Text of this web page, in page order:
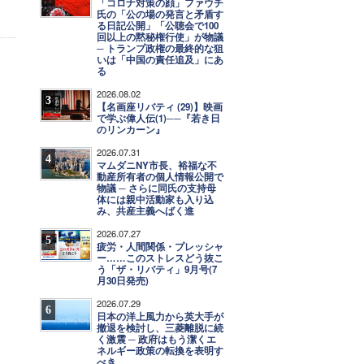
氏の「公の場の発言と矛盾す
る日記公開」「公聴会で100
回以上の黙秘権行使」が物議
─ トランプ政権の最終的な狙
いは「中国の責任追及」にあ
る
3 2026.08.02
【名画座リバティ (29)】映画
で学ぶ偉人伝(1)──『若き日
のリンカーン』
4 2026.07.31
マムダニNY市長、裕福な不
動産所有者の個人情報公開で
物議 ─ さらに同氏の支持母
体には親中活動家も入り込
み、共産主義へばく進
5 2026.07.27
疲労・人間関係・プレッシャ
ー……このストレスどう抜こ
う「ザ・リバティ」9月号(7
月30日発売)
6 2026.07.29
日本の洋上風力から英大手が
撤退を検討し、三菱離脱に続
く激震 ─ 政府はもう潔くエ
ネルギー政策の転換を表明す